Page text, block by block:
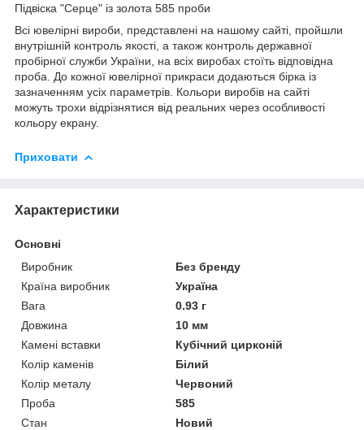
Підвіска "Серце" із золота 585 проби
Всі ювелірні вироби, представлені на нашому сайті, пройшли
внутрішній контроль якості, а також контроль державної
пробірної служби України, на всіх виробах стоїть відповідна
проба. До кожної ювелірної прикраси додаються бірка із
зазначенням усіх параметрів. Кольори виробів на сайті
можуть трохи відрізнятися від реальних через особливості
кольору екрану.
Приховати
Характеристики
Основні
Виробник
Без бренду
Країна виробник
Україна
Вага
0.93 г
Довжина
10 мм
Камені вставки
Кубічний цирконій
Колір каменів
Білий
Колір металу
Червоний
Проба
585
Стан
Новий